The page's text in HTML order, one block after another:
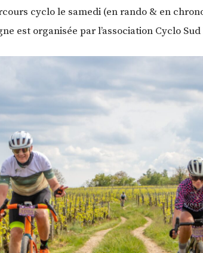
cyclo le samedi (en rando & en
est organisée par l’association Cyclo